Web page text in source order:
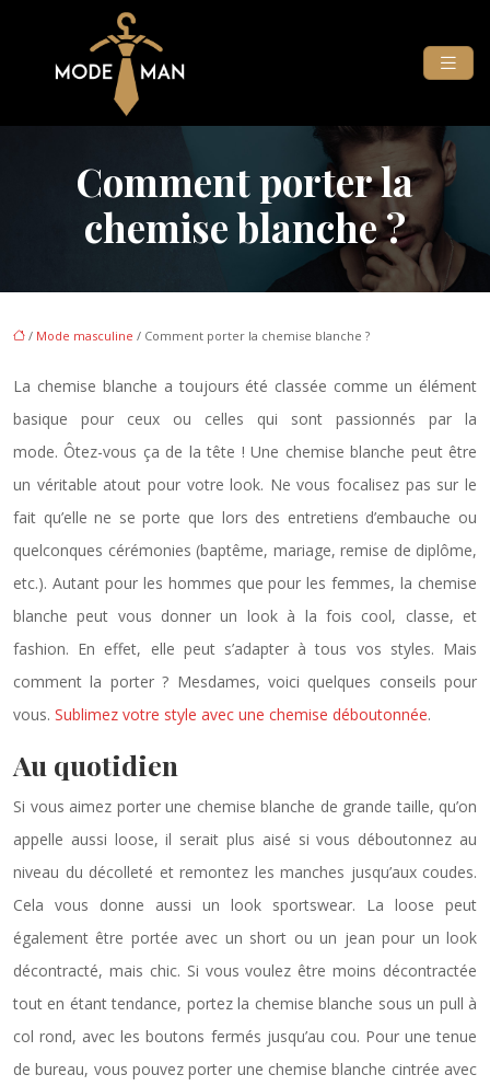
Comment porter la
chemise blanche ?
/ Mode masculine / Comment porter la chemise blanche ?
La chemise blanche a toujours été classée comme un élément
basique pour ceux ou celles qui sont passionnés par la
mode. Ôtez-vous ça de la tête ! Une chemise blanche peut être
un véritable atout pour votre look. Ne vous focalisez pas sur le
fait qu’elle ne se porte que lors des entretiens d’embauche ou
quelconques cérémonies (baptême, mariage, remise de diplôme,
etc.). Autant pour les hommes que pour les femmes, la chemise
blanche peut vous donner un look à la fois cool, classe, et
fashion. En effet, elle peut s’adapter à tous vos styles. Mais
comment la porter ? Mesdames, voici quelques conseils pour
vous. Sublimez votre style avec une chemise déboutonnée.
Au quotidien
Si vous aimez porter une chemise blanche de grande taille, qu’on
appelle aussi loose, il serait plus aisé si vous déboutonnez au
niveau du décolleté et remontez les manches jusqu’aux coudes.
Cela vous donne aussi un look sportswear. La loose peut
également être portée avec un short ou un jean pour un look
décontracté, mais chic. Si vous voulez être moins décontractée
tout en étant tendance, portez la chemise blanche sous un pull à
col rond, avec les boutons fermés jusqu’au cou. Pour une tenue
de bureau, vous pouvez porter une chemise blanche cintrée avec